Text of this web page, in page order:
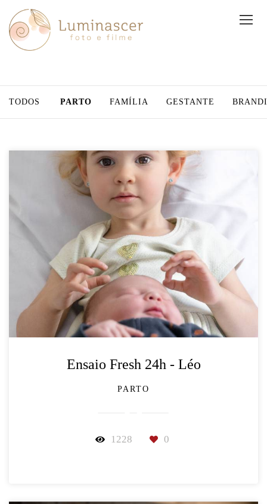
TODOS PARTO FAMÍLIA GESTANTE
Ensaio Fresh 24h - Léo
PARTO
1228 0